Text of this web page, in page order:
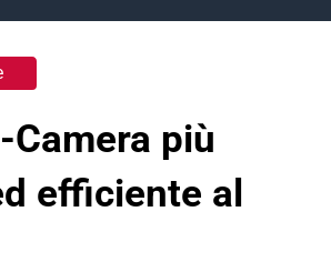
Camera più
efficiente al